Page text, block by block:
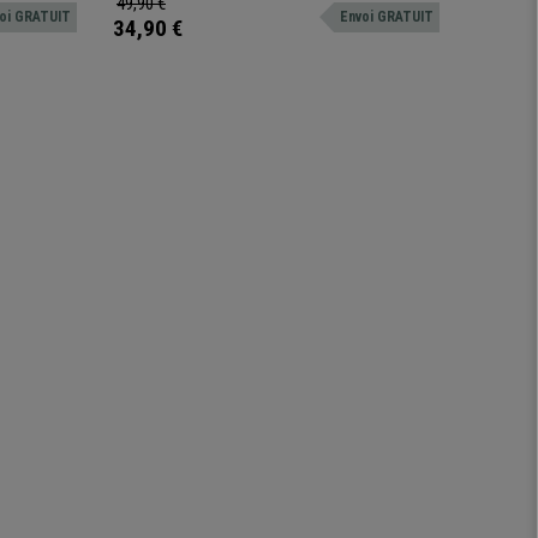
roulettes
GRATUIT 34,90 € Envoi GRATUIT